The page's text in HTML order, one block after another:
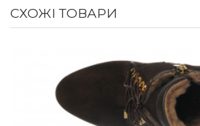
СХОЖІ ТОВАРИ